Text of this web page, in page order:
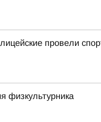
провели
физкультурника